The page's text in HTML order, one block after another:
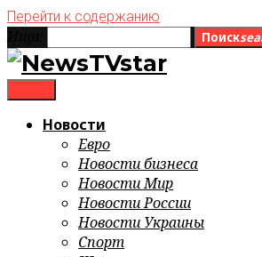
Перейти к содержанию
Поиск
Новости
Евро
Новости бизнеса
Новости Мир
Новости России
Новости Украины
Спорт